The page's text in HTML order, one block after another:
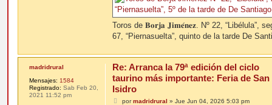
Toros de 𝐁𝐨𝐫𝐣𝐚 𝐉𝐢𝐦𝐞́𝐧𝐞𝐳. Nº 22, “Libélula”,
67, “Piernasuelta”, quinto de la tarde De
madridrural
Mensajes: 1584
Registrado: Sab Feb 20,
2021 11:52 pm
Re: Arranca la 79ª edición del ciclo
taurino más importante: Feria de San
Isidro
Mpormadridrural » Jue Jun 04, 2026 5:03 pm